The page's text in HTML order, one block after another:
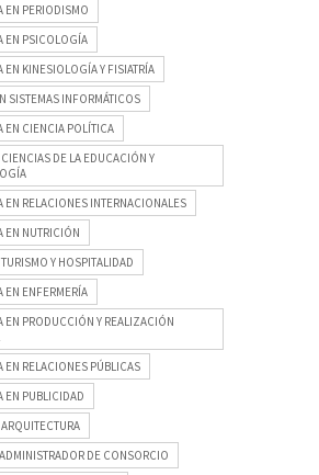
EN PERIODISMO
EN PSICOLOGÍA
EN KINESIOLOGÍA Y FISIATRÍA
SISTEMAS INFORMÁTICOS
EN CIENCIA POLÍTICA
DE LA EDUCACIÓN Y
EN RELACIONES INTERNACIONALES
EN NUTRICIÓN
Y HOSPITALIDAD
EN ENFERMERÍA
EN PRODUCCIÓN Y REALIZACIÓN
EN RELACIONES PÚBLICAS
EN PUBLICIDAD
DE CONSORCIO